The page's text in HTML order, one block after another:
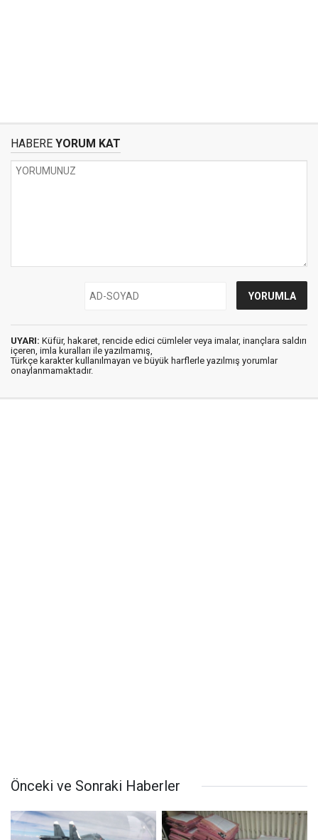
HABERE YORUM KAT
UYARI: Küfür, hakaret, rencide edici cümleler veya imalar, inançlara saldırı
içeren, imla kuralları ile yazılmamış,
Türkçe karakter kullanılmayan ve büyük harflerle yazılmış yorumlar
onaylanmamaktadır.
Önceki ve Sonraki Haberler